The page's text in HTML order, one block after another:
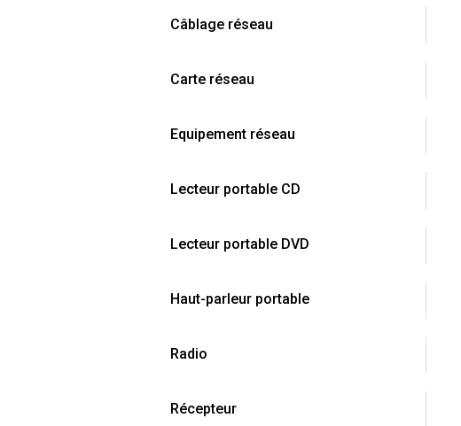
Câblage réseau
Carte réseau
Equipement réseau
Lecteur portable CD
Lecteur portable DVD
Haut-parleur portable
Radio
Récepteur